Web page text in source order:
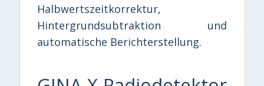
Halbwertszeitkorrektur,
Hintergrundsubtraktion und
automatische Berichterstellung.